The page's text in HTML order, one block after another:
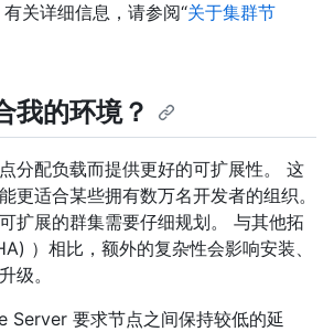
关详细信息，请参阅“关于集群节
我的环境？
分配负载而提供更好的可扩展性。 这
更适合某些拥有数万名开发者的组织。
扩展的群集需要仔细规划。 与其他拓
）相比，额外的复杂性会影响安装、
级。
Server 要求节点之间保持较低的延